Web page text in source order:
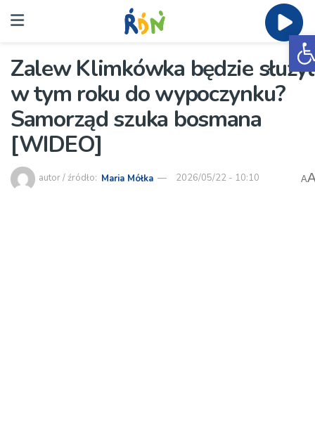
Zalew Klimkówka będzie służył
w tym roku do wypoczynku?
Samorząd szuka bosmana
[WIDEO]
autor / źródło: Maria Mółka 2026/05/22 - 10:10 A